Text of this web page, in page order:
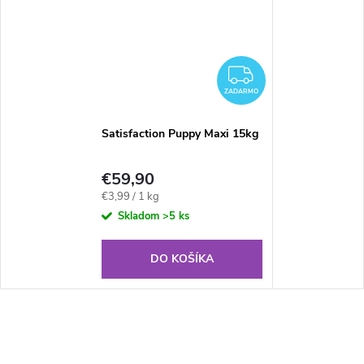
ZADARMO
ZADARMO
Satisfaction Puppy Maxi 15kg
€59,90
Jednotková
cena:
€3,99 / 1 kg
Skladom >5 ks
DO KOŠÍKA